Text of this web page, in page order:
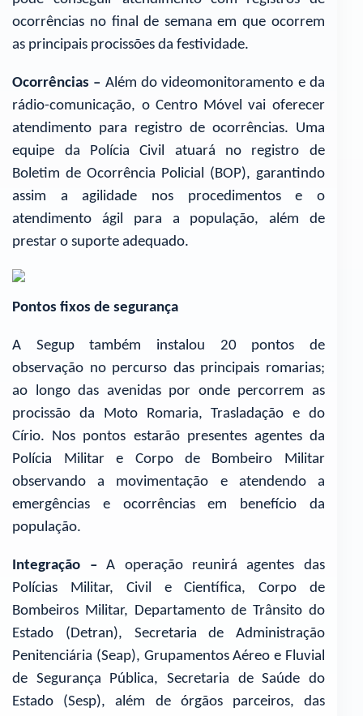
ocorrências no final de semana em que ocorrem
as principais procissões da festividade.
Ocorrências – Além do videomonitoramento e da
rádio-comunicação, o Centro Móvel vai oferecer
atendimento para registro de ocorrências. Uma
equipe da Polícia Civil atuará no registro de
Boletim de Ocorrência Policial (BOP), garantindo
assim a agilidade nos procedimentos e o
atendimento ágil para a população, além de
prestar o suporte adequado.
Pontos fixos de segurança
A Segup também instalou 20 pontos de
observação no percurso das principais romarias;
ao longo das avenidas por onde percorrem as
procissão da Moto Romaria, Trasladação e do
Círio. Nos pontos estarão presentes agentes da
Polícia Militar e Corpo de Bombeiro Militar
observando a movimentação e atendendo a
emergências e ocorrências em benefício da
população.
Integração – A operação reunirá agentes das
Polícias Militar, Civil e Científica, Corpo de
Bombeiros Militar, Departamento de Trânsito do
Estado (Detran), Secretaria de Administração
Penitenciária (Seap), Grupamentos Aéreo e Fluvial
de Segurança Pública, Secretaria de Saúde do
Estado (Sesp), além de órgãos parceiros, das